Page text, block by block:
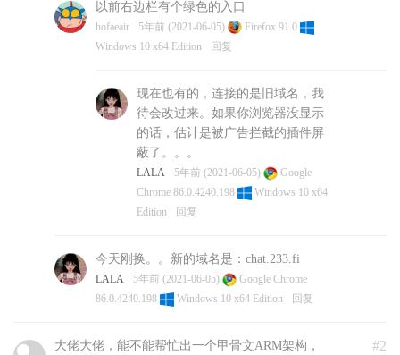
以前右边栏有个绿色的入口
hofaeair 5年前 (2021-06-05)
Firefox 91.0
Windows 10 x64 Edition
回复
现在也有的，连接的是旧域名，我
待会改过来。如果你浏览器没显示
的话，估计是被广告拦截的插件屏
蔽了。。。
LALA 5年前 (2021-06-05)
Google
Chrome 86.0.4240.198
Windows 10 x64
Edition
回复
今天刚换。。新的域名是：chat.233.fi
LALA 5年前 (2021-06-05)
Google Chrome
86.0.4240.198
Windows 10 x64 Edition 回复
#2
大佬大佬，能不能帮忙出一个甲骨文ARM架构，